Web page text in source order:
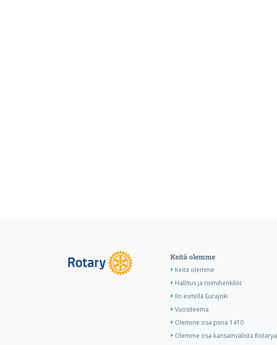
Keitä olemme
Keitä olemme
Hallitus ja toimihenkilöt
Ilo esitellä Eurajoki
Vuositeema
Olemme osa piiriä 1410
Olemme osa kansainvälistä Rotarya